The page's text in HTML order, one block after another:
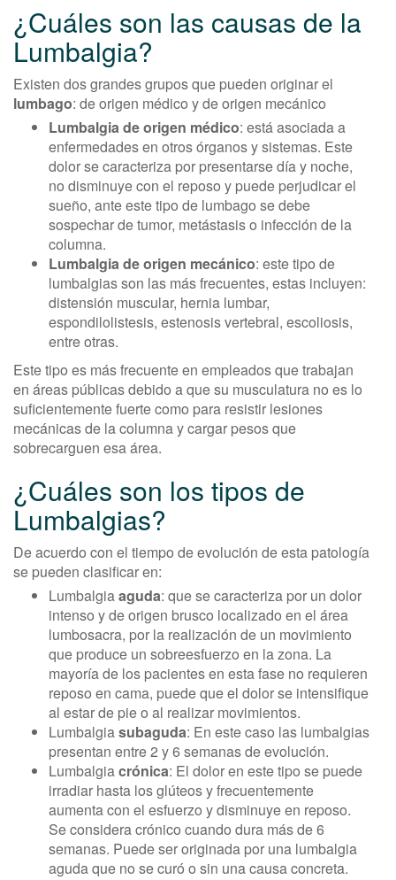
¿Cuáles son las causas de la
Lumbalgia?
Existen dos grandes grupos que pueden originar el
lumbago: de origen médico y de origen mecánico
Lumbalgia de origen médico: está asociada a
enfermedades en otros órganos y sistemas. Este
dolor se caracteriza por presentarse día y noche,
no disminuye con el reposo y puede perjudicar el
sueño, ante este tipo de lumbago se debe
sospechar de tumor, metástasis o infección de la
columna.
Lumbalgia de origen mecánico: este tipo de
lumbalgias son las más frecuentes, estas incluyen:
distensión muscular, hernia lumbar,
espondilolistesis, estenosis vertebral, escoliosis,
entre otras.
Este tipo es más frecuente en empleados que trabajan
en áreas públicas debido a que su musculatura no es lo
suficientemente fuerte como para resistir lesiones
mecánicas de la columna y cargar pesos que
sobrecarguen esa área.
¿Cuáles son los tipos de
Lumbalgias?
De acuerdo con el tiempo de evolución de esta patología
se pueden clasificar en:
Lumbalgiaaguda: que se caracteriza por un dolor
intenso y de origen brusco localizado en el área
lumbosacra, por la realización de un movimiento
que produce un sobreesfuerzo en la zona. La
mayoría de los pacientes en esta fase no requieren
reposo en cama, puede que el dolor se intensifique
al estar de pie o al realizar movimientos.
Lumbalgiasubaguda: En este caso las lumbalgias
presentan entre 2 y 6 semanas de evolución.
Lumbalgiacrónica: El dolor en este tipo se puede
irradiar hasta los glúteos y frecuentemente
aumenta con el esfuerzo y disminuye en reposo.
Se considera crónico cuando dura más de 6
semanas. Puede ser originada por una lumbalgia
aguda que no se curó o sin una causa concreta.